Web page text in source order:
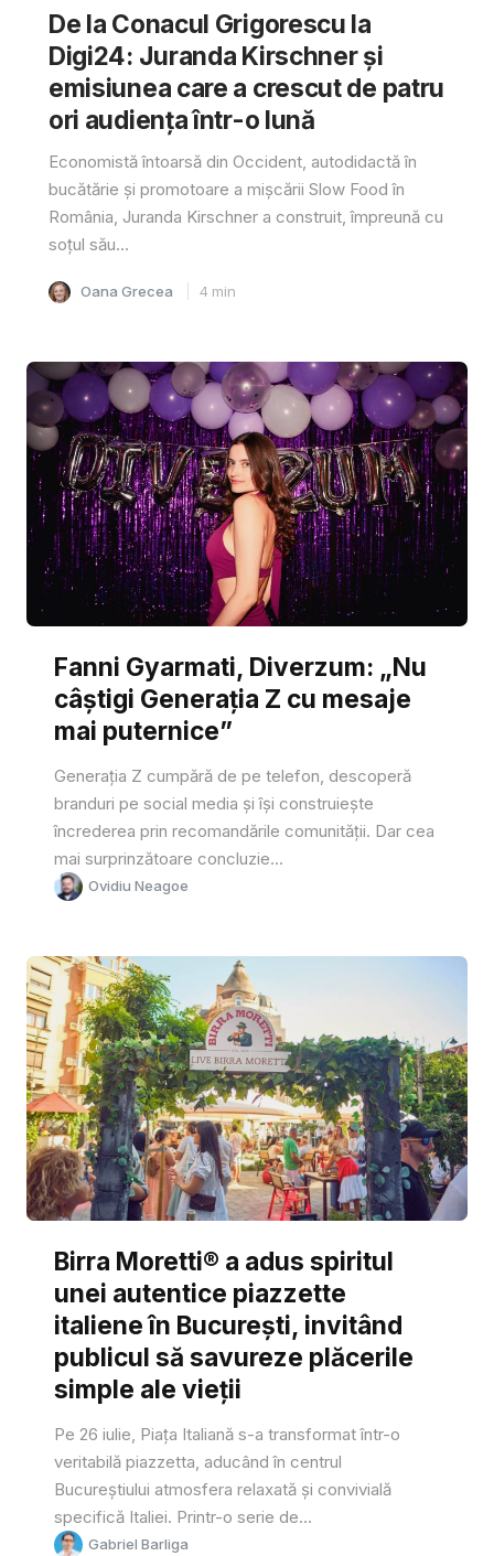
De la Conacul Grigorescu la
Digi24: Juranda Kirschner și
emisiunea care a crescut de patru
ori audiența într-o lună
Economistă întoarsă din Occident, autodidactă în
bucătărie și promotoare a mișcării Slow Food în
România, Juranda Kirschner a construit, împreună cu
soțul său...
Oana Grecea 4 min
Fanni Gyarmati, Diverzum: „Nu
câștigi Generația Z cu mesaje
mai puternice”
Generația Z cumpără de pe telefon, descoperă
branduri pe social media și își construiește
încrederea prin recomandările comunității. Dar cea
mai surprinzătoare concluzie...
Ovidiu Neagoe
Birra Moretti® a adus spiritul
unei autentice piazzette
italiene în București, invitând
publicul să savureze plăcerile
simple ale vieții
Pe 26 iulie, Piața Italiană s-a transformat într-o
veritabilă piazzetta, aducând în centrul
Bucureștiului atmosfera relaxată și convivială
specifică Italiei. Printr-o serie de...
Gabriel Barliga